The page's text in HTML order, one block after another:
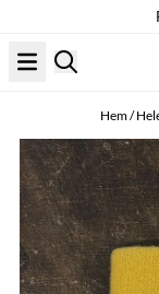
Hem/